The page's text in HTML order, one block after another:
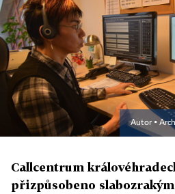
Autor ▪
Callcentrum
přizpůsobeno